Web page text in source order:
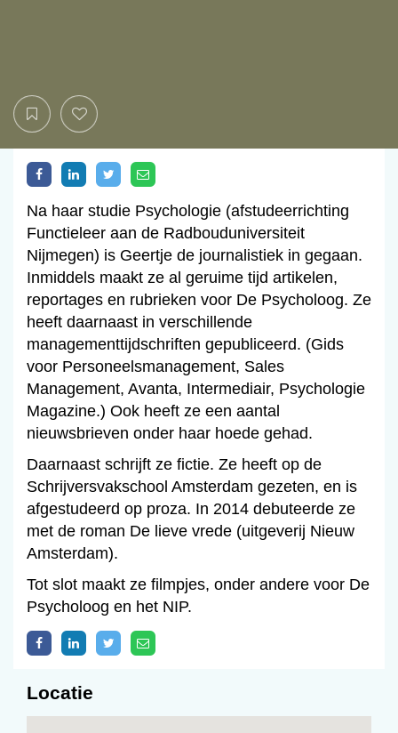
Na haar studie Psychologie (afstudeerrichting
Functieleer aan de Radbouduniversiteit
Nijmegen) is Geertje de journalistiek in gegaan.
Inmiddels maakt ze al geruime tijd artikelen,
reportages en rubrieken voor De Psycholoog. Ze
heeft daarnaast in verschillende
managementtijdschriften gepubliceerd. (Gids
voor Personeelsmanagement, Sales
Management, Avanta, Intermediair, Psychologie
Magazine.) Ook heeft ze een aantal
nieuwsbrieven onder haar hoede gehad.
Daarnaast schrijft ze fictie. Ze heeft op de
Schrijversvakschool Amsterdam gezeten, en is
afgestudeerd op proza. In 2014 debuteerde ze
met de roman De lieve vrede (uitgeverij Nieuw
Amsterdam).
Tot slot maakt ze filmpjes, onder andere voor De
Psycholoog en het NIP.
Locatie